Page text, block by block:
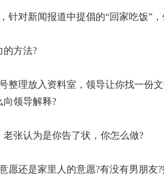
针对新闻报道中提倡的“回家吃饭”
的方法?
整理放入资料室，领导让你找一份
向领导解释?
张认为是你告了状，你怎么做?
愿还是家里人的意愿?有没有男朋友